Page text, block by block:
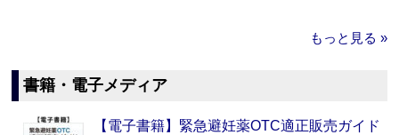
もっと見る »
書籍・電子メディア
【電子書籍】緊急避妊薬OTC適正販売ガイド